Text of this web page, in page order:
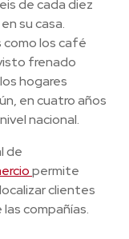
de cada diez
su casa.
como los café
frenado
hogares
en cuatro años
nacional.
de
permite
clientes
compañías.